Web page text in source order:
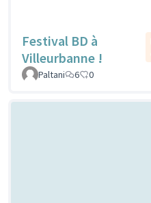
Festival BD à
Villeurbanne !
Paltani
6 0